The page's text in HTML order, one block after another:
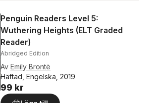
Penguin Readers Level 5:
Wuthering Heights (ELT Graded
Reader)
Abridged Edition
Av Emily Brontë
Häftad, Engelska, 2019
99 kr